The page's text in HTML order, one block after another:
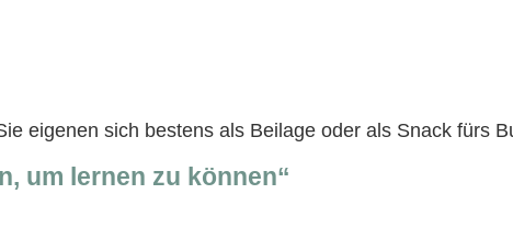
eigenen sich bestens als Beilage oder als Snack fürs
um lernen zu können“